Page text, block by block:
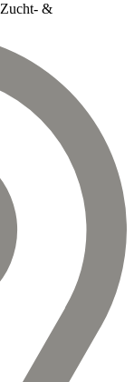
Zucht- &